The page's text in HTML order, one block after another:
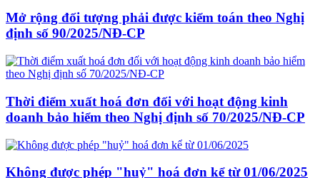
Mở rộng đối tượng phải được kiểm toán theo Nghị
định số 90/2025/NĐ-CP
Thời điểm xuất hoá đơn đối với hoạt động kinh
doanh bảo hiểm theo Nghị định số 70/2025/NĐ-CP
Không được phép "huỷ" hoá đơn kể từ 01/06/2025